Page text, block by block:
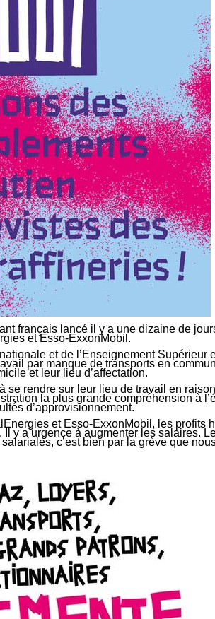
français lancé il y a une dizaine de
et Esso-ExxonMobil.
et de l’Enseignement Supérieur
par manque de transports en
et leur lieu d’affectation.
se rendre sur leur lieu de travail en
la plus grande compréhension à
d’approvisionnement.
et Esso-ExxonMobil, les profits
y a urgence à augmenter les salaires.
c’est bien par la grève que